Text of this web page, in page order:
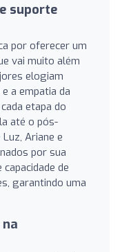
suporte
por oferecer um
vai muito além
elogiam
a empatia da
etapa do
até o pós-
Ariane e
por sua
de
garantindo uma